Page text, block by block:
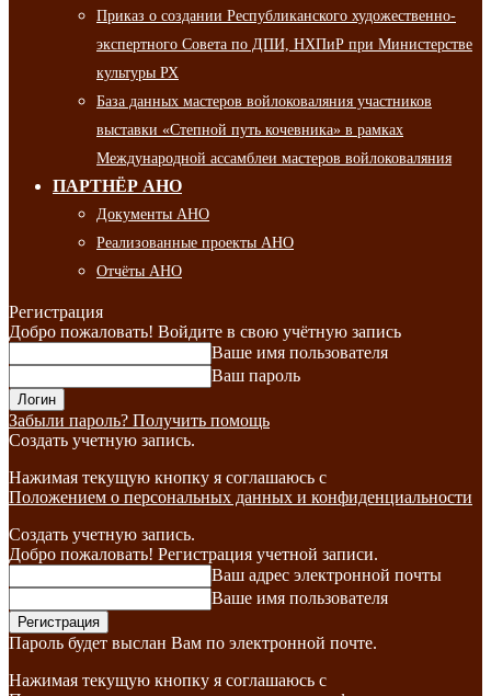
Приказ о создании Республиканского художественно-
экспертного Совета по ДПИ, НХПиР при Министерстве
культуры РХ
База данных мастеров войлоковаляния участников
выставки «Степной путь кочевника» в рамках
Международной ассамблеи мастеров войлоковаляния
ПАРТНЁР АНО
Документы АНО
Реализованные проекты АНО
Отчёты АНО
Регистрация
Добро пожаловать! Войдите в свою учётную запись
Ваше имя пользователя
Ваш пароль
Забыли пароль? Получить помощь
Создать учетную запись.
Нажимая текущую кнопку я соглашаюсь с
Положением о персональных данных и конфиденциальности
Создать учетную запись.
Добро пожаловать! Регистрация учетной записи.
Ваш адрес электронной почты
Ваше имя пользователя
Пароль будет выслан Вам по электронной почте.
Нажимая текущую кнопку я соглашаюсь с